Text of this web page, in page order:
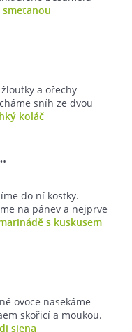
smetanou
a ořechy
sníh ze dvou
koláč
do ní kostky.
na pánev a nejprve
s kuskusem
ovoce nasekáme
skořicí a moukou.
siena